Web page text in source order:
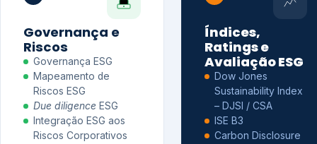
Governança e
Riscos
Governança ESG
Mapeamento de
Riscos ESG
Due diligence ESG
Integração ESG aos
Riscos Corporativos
Índices,
Ratings e
Avaliação ESG
Dow Jones
Sustainability Index
– DJSI / CSA
ISE B3
Carbon Disclosure